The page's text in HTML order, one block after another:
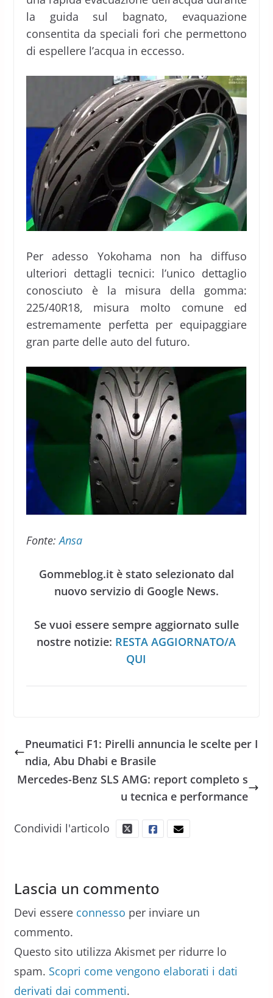
la guida sul bagnato, evaquazione
consentita da speciali fori che permettono
di espellere l’acqua in eccesso.
Per adesso Yokohama non ha diffuso
ulteriori dettagli tecnici: l’unico dettaglio
conosciuto è la misura della gomma:
225/40R18, misura molto comune ed
estremamente perfetta per equipaggiare
gran parte delle auto del futuro.
Fonte:Ansa
Gommeblog.it è stato selezionato dal
nuovo servizio di Google News.
Se vuoi essere sempre aggiornato sulle
nostre notizie: RESTA AGGIORNATO/A
QUI
Pneumatici F1: Pirelli annuncia le scelte per I
ndia, Abu Dhabi e Brasile
Mercedes-Benz SLS AMG: report completo s
u tecnica e performance
Condividi l'articolo
Lascia un commento
Devi essere connesso per inviare un
commento.
Questo sito utilizza Akismet per ridurre lo
spam. Scopri come vengono elaborati i dati
derivati dai commenti.